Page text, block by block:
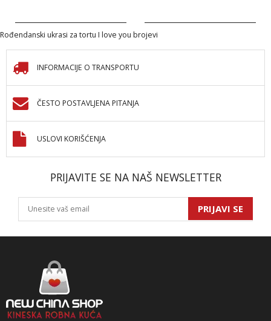
Rođendanski ukrasi za tortu I love you brojevi
INFORMACIJE O TRANSPORTU
ČESTO POSTAVLJENA PITANJA
USLOVI KORIŠĆENJA
PRIJAVITE SE NA NAŠ NEWSLETTER
PRIJAVI SE